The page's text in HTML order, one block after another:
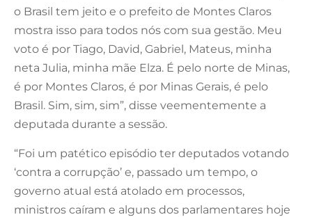
o Brasil tem jeito e o prefeito de Montes Claros
mostra isso para todos nós com sua gestão. Meu
voto é por Tiago, David, Gabriel, Mateus, minha
neta Julia, minha mãe Elza. É pelo norte de Minas,
é por Montes Claros, é por Minas Gerais, é pelo
Brasil. Sim, sim, sim”, disse veementemente a
deputada durante a sessão.
“Foi um patético episódio ter deputados votando
‘contra a corrupção’ e, passado um tempo, o
governo atual está atolado em processos,
ministros caíram e alguns dos parlamentares hoje